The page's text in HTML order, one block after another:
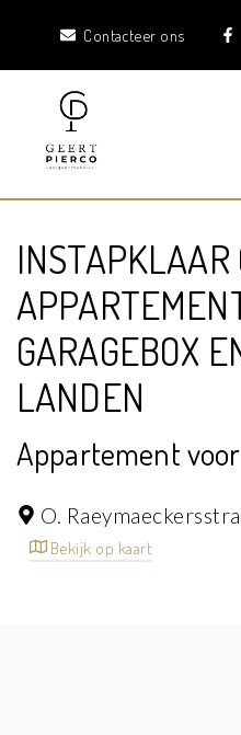
Contacteer ons
GARAGEBOX
LANDEN
Appartement
O.
Bekijk op kaart